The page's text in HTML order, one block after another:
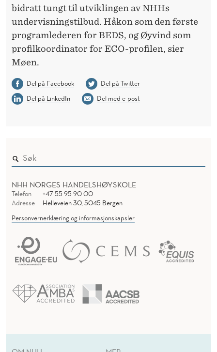
bidratt tungt til utviklingen av NHHs
undervisningstilbud. Håkon som den første
programlederen for BEDS, og Øyvind som
profilkoordinator for ECO-profilen, sier
Møen.
Del på Facebook
Del på Twitter
Del på LinkedIn
Del med e-post
NHH NORGES HANDELSHØYSKOLE
Telefon
+47 55 95 90 00
Adresse
Helleveien 30, 5045 Bergen
Personvernerklæring og informasjonskapsler